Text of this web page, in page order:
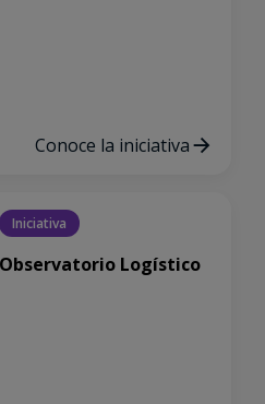
Conoce la iniciativa
Iniciativa
Observatorio Logístico